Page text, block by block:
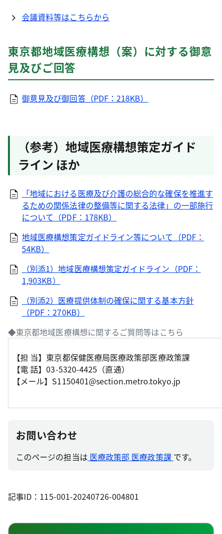
会議資料等はこちらから
東京都地域医療構想（案）に対する御意
見及びご回答
御意見及び御回答（PDF：218KB）
（参考）地域医療構想策定ガイド
ライン ほか
「地域における医療及び介護の総合的な確保を推進す
るための関係法律の整備等に関する法律」の一部施行
について（PDF：178KB）
地域医療構想策定ガイドライン等について（PDF：
54KB）
（別添1）地域医療構想策定ガイドライン（PDF：
1,903KB）
（別添2）医療提供体制の確保に関する基本方針
（PDF：270KB）
◆東京都地域医療構想に関するご質問等はこちら
【担 当】東京都保健医療局医療政策部医療政策課
【電 話】03-5320-4425（直通）
【メール】S1150401@section.metro.tokyo.jp
お問い合わせ
このページの担当は 医療政策部 医療政策課 です。
記事ID：115-001-20240726-004801